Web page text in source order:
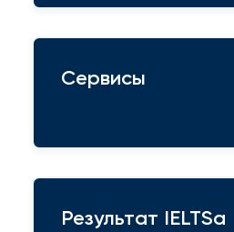
Сервисы
Результат IELTSа